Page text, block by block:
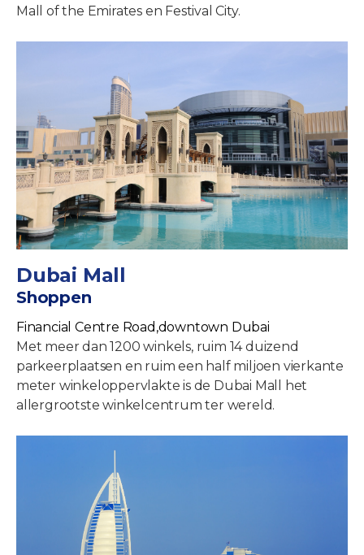
Mall of the Emirates en Festival City.
Dubai Mall
Shoppen
Financial Centre Road,downtown Dubai
Met meer dan 1200 winkels, ruim 14 duizend
parkeerplaatsen en ruim een half miljoen vierkante
meter winkeloppervlakte is de Dubai Mall het
allergrootste winkelcentrum ter wereld.